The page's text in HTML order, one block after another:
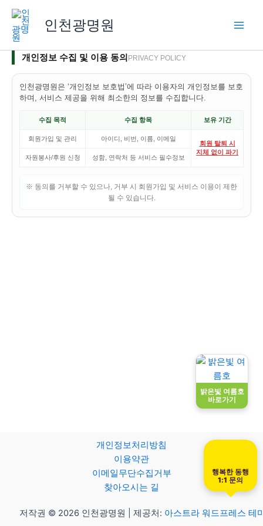
밝은빛 여름호
바로가기
로
인천광명원
개인정보 수집 및 이용 동의 PRIVACY POLICY
인천광명원은 ‘개인정보 보호법’에 따라 이용자의 개인정보를 보호
하며, 서비스 제공을 위해 최소한의 정보를 수집합니다.
수집 목적 수집 항목 보유 기간
회원가입 및 관리 아이디, 비번, 이름, 이메일
회원 탈퇴 시
지체 없이 파기
자원봉사/후원 신청 성함, 연락처 등 서비스 필수정보
※ 동의를 거부할 수 있으나, 거부 시 회원가입 및 서비스 이용이 제한
될 수 있습니다.
개인정보처리방침
이용약관
이메일무단수집거부
찾아오시는 길
저작권 © 2026 인천광명원 | 제공처: 아스트라 워드프레스 테
행복한 동행
1:1 문의